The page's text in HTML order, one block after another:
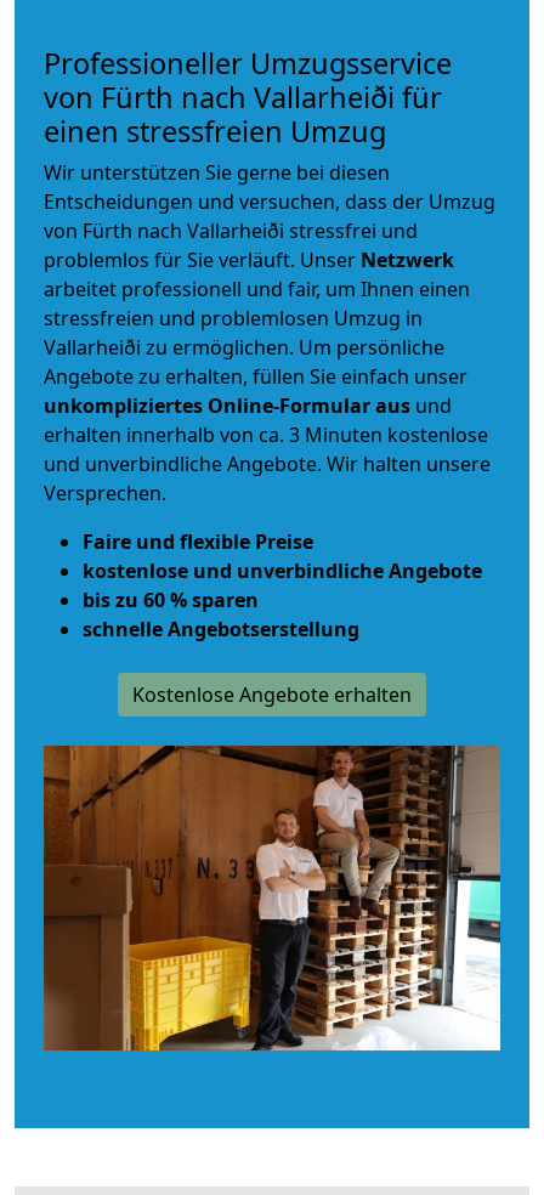
Professioneller Umzugsservice
von Fürth nach Vallarheiði für
einen stressfreien Umzug
Wir unterstützen Sie gerne bei diesen
Entscheidungen und versuchen, dass der Umzug
von Fürth nach Vallarheiði stressfrei und
problemlos für Sie verläuft. Unser Netzwerk
arbeitet professionell und fair, um Ihnen einen
stressfreien und problemlosen Umzug in
Vallarheiði zu ermöglichen. Um persönliche
Angebote zu erhalten, füllen Sie einfach unser
unkompliziertes Online-Formular aus und
erhalten innerhalb von ca. 3 Minuten kostenlose
und unverbindliche Angebote. Wir halten unsere
Versprechen.
Faire und flexible Preise
kostenlose und unverbindliche Angebote
bis zu 60 % sparen
schnelle Angebotserstellung
Kostenlose Angebote erhalten